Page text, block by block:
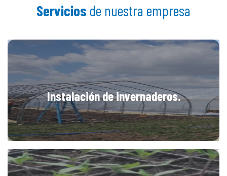
Servicios de nuestra empresa
Instalación de invernaderos.